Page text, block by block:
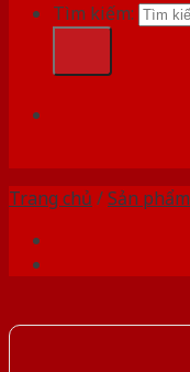
Tìm kiếm:
Trang chủ /Sản phẩm